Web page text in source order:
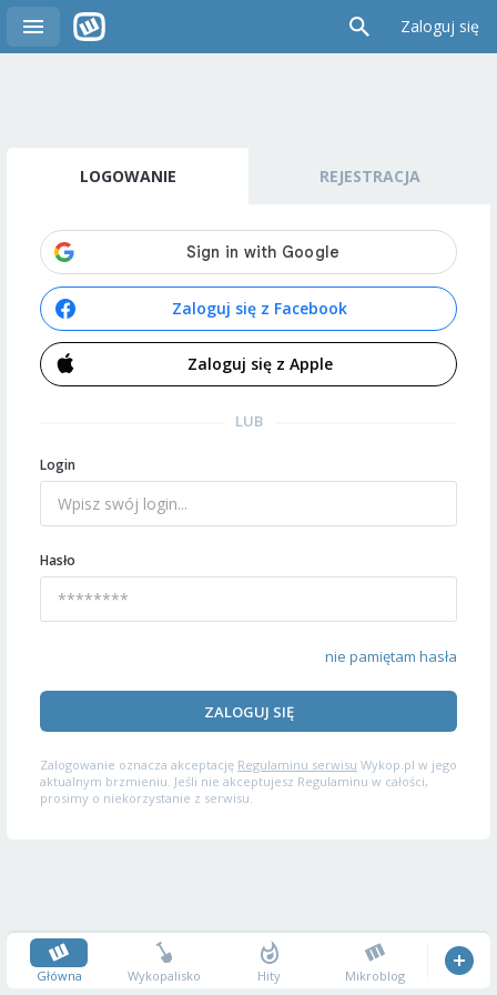
Zaloguj się
LOGOWANIE REJESTRACJA
Zaloguj się z Facebook
Zaloguj się z Apple
LUB
Login
Hasło
nie pamiętam hasła
ZALOGUJ SIĘ
Zalogowanie oznacza akceptację Regulaminu serwisu Wykop.pl w jego
aktualnym brzmieniu. Jeśli nie akceptujesz Regulaminu w całości,
prosimy o niekorzystanie z serwisu.
Główna Wykopalisko Hity Mikroblog